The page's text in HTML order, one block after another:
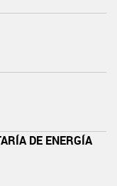
DE ENERGÍA